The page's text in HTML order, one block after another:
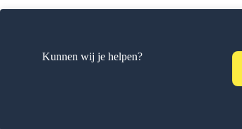
Kunnen wij je helpen?